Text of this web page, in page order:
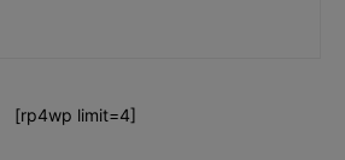
[rp4wp limit=4]